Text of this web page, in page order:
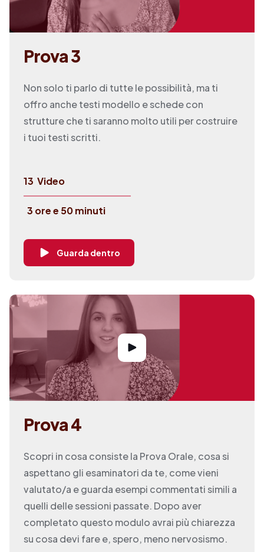
Prova 3
Non solo ti parlo di tutte le possibilità, ma ti
offro anche testi modello e schede con
strutture che ti saranno molto utili per costruire
i tuoi testi scritti.
13 Video
3 ore e 50 minuti
Guarda dentro
Prova 4
Scopri in cosa consiste la Prova Orale, cosa si
aspettano gli esaminatori da te, come vieni
valutato/a e guarda esempi commentati simili a
quelli delle sessioni passate. Dopo aver
completato questo modulo avrai più chiarezza
su cosa devi fare e, spero, meno nervosismo.